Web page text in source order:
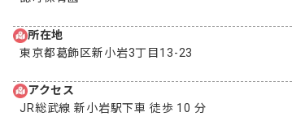
所在地
東京都葛飾区新小岩3丁目13-23
アクセス
JR総武線 新小岩駅下車 徒歩 10 分